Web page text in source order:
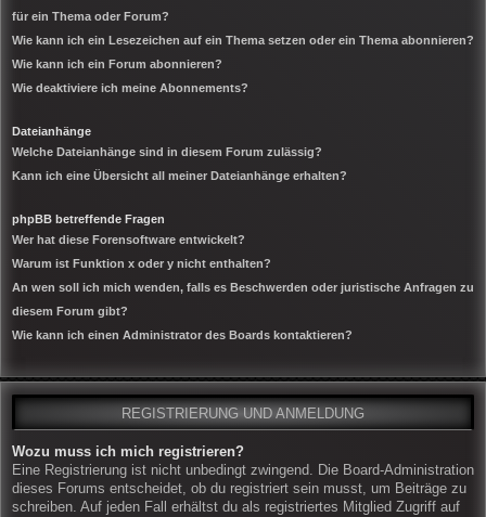
für ein Thema oder Forum?
Wie kann ich ein Lesezeichen auf ein Thema setzen oder ein Thema abonnieren?
Wie kann ich ein Forum abonnieren?
Wie deaktiviere ich meine Abonnements?
Dateianhänge
Welche Dateianhänge sind in diesem Forum zulässig?
Kann ich eine Übersicht all meiner Dateianhänge erhalten?
phpBB betreffende Fragen
Wer hat diese Forensoftware entwickelt?
Warum ist Funktion x oder y nicht enthalten?
An wen soll ich mich wenden, falls es Beschwerden oder juristische Anfragen zu
diesem Forum gibt?
Wie kann ich einen Administrator des Boards kontaktieren?
REGISTRIERUNG UND ANMELDUNG
Wozu muss ich mich registrieren?
Eine Registrierung ist nicht unbedingt zwingend. Die Board-Administration
dieses Forums entscheidet, ob du registriert sein musst, um Beiträge zu
schreiben. Auf jeden Fall erhältst du als registriertes Mitglied Zugriff auf